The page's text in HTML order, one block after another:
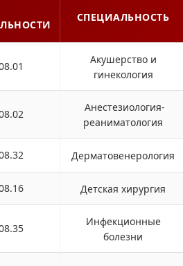
СПЕЦИАЛЬНОСТЬ
Акушерство и
гинекология
Анестезиология-
реаниматология
Дерматовенерология
Детская хирургия
Инфекционные
болезни